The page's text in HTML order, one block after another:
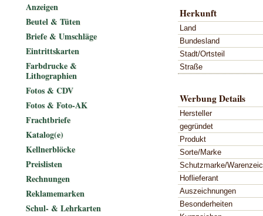
Herkunft
Land
Bundesland
Stadt/Ortsteil
Straße
Werbung Details
Hersteller
gegründet
Produkt
Sorte/Marke
Schutzmarke/
Hoflieferant
Auszeichnungen
Besonderheiten
Anzeigen
Beutel & Tüten
Briefe & Umschläge
Eintrittskarten
Farbdrucke &
Lithographien
Fotos & CDV
Fotos & Foto-AK
Frachtbriefe
Katalog(e)
Kellnerblöcke
Preislisten
Rechnungen
Reklamemarken
Schul- & Lehrkarten